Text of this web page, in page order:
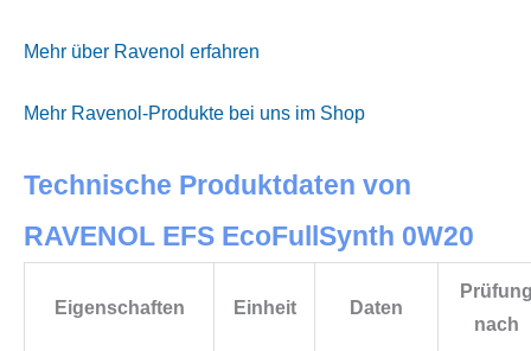
Mehr über Ravenol erfahren
Mehr Ravenol-Produkte bei uns im Shop
Technische Produktdaten von
RAVENOL EFS EcoFullSynth 0W20
Eigenschaften Einheit Daten
nach